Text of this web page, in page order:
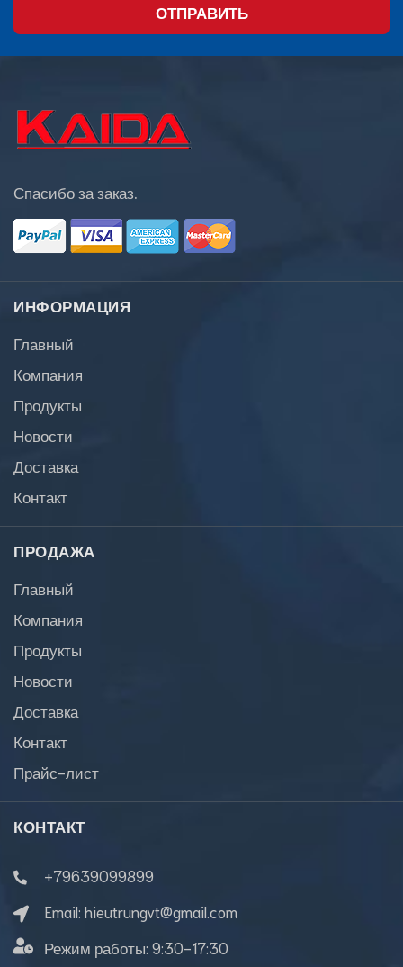
ОТПРАВИТЬ
Спасибо за заказ.
ИНФОРМАЦИЯ
Главный
Компания
Продукты
Новости
Доставка
Контакт
ПРОДАЖА
Главный
Компания
Продукты
Новости
Доставка
Контакт
Прайс-лист
КОНТАКТ
+79639099899
Email: hieutrungvt@gmail.com
Режим работы: 9:30-17:30